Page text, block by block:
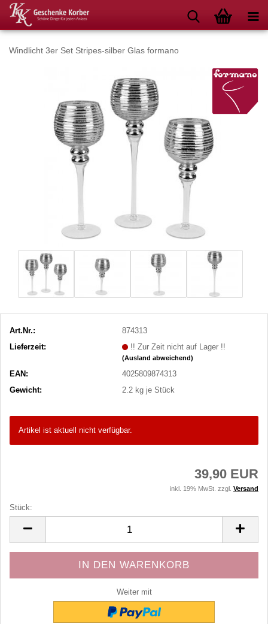
Windlicht 3er Set Stripes-silber Glas formano
Art.Nr.:
874313
Lieferzeit:
!! Zur Zeit nicht auf Lager !!
(Ausland abweichend)
EAN:
4025809874313
Gewicht:
2.2 kg je Stück
Artikel ist aktuell nicht verfügbar.
39,90 EUR
inkl. 19% MwSt. zzgl. Versand
Stück:
Weiter mit